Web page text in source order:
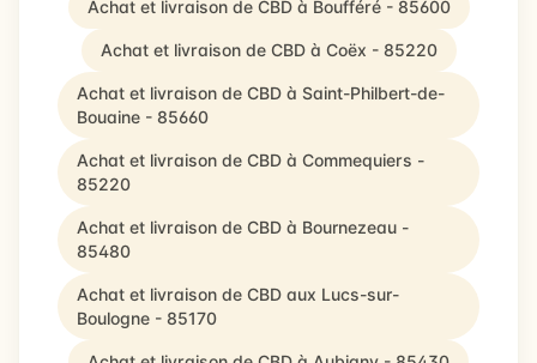
Achat et livraison de CBD à Boufféré - 85600
Achat et livraison de CBD à Coëx - 85220
Achat et livraison de CBD à Saint-Philbert-de-
Bouaine - 85660
Achat et livraison de CBD à Commequiers -
85220
Achat et livraison de CBD à Bournezeau -
85480
Achat et livraison de CBD aux Lucs-sur-
Boulogne - 85170